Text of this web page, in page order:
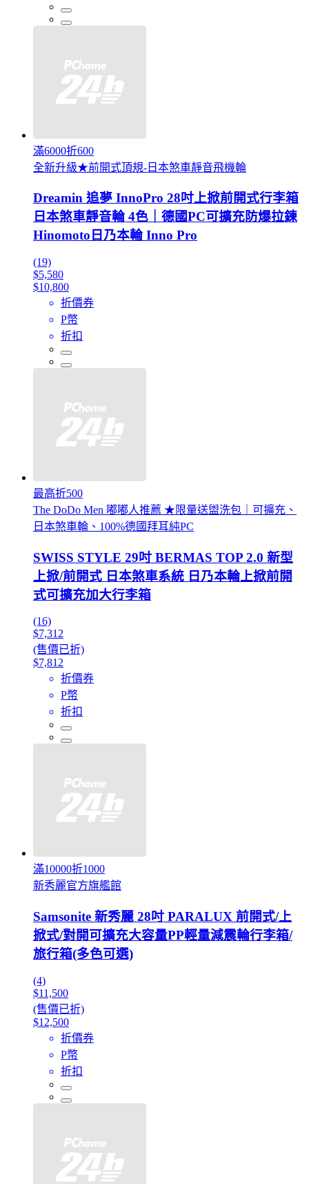
滿6000折600
全新升級★前開式頂規-日本煞車靜音飛機輪
Dreamin 追夢 InnoPro 28吋上掀前開式行李箱
日本煞車靜音輪 4色｜德國PC可擴充防爆拉鍊
Hinomoto日乃本輪 Inno Pro
(19)
$5,580
$10,800
折價券
P幣
折扣
最高折500
The DoDo Men 嘟嘟人推薦 ★限量送盥洗包｜可擴充、
日本煞車輪、100%德國拜耳純PC
SWISS STYLE 29吋 BERMAS TOP 2.0 新型
上掀/前開式 日本煞車系統 日乃本輪上掀前開
式可擴充加大行李箱
(16)
$7,312
(售價已折)
$7,812
折價券
P幣
折扣
滿10000折1000
新秀麗官方旗艦館
Samsonite 新秀麗 28吋 PARALUX 前開式/上
掀式/對開可擴充大容量PP輕量減震輪行李箱/
旅行箱(多色可選)
(4)
$11,500
(售價已折)
$12,500
折價券
P幣
折扣